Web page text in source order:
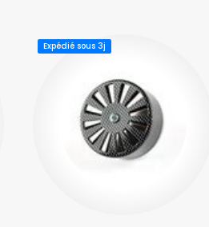
Expédié sous 3j